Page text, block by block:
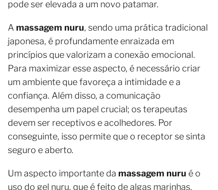
pode ser elevada a um novo patamar.
A massagem nuru, sendo uma prática tradicional
japonesa, é profundamente enraizada em
princípios que valorizam a conexão emocional.
Para maximizar esse aspecto, é necessário criar
um ambiente que favoreça a intimidade e a
confiança. Além disso, a comunicação
desempenha um papel crucial; os terapeutas
devem ser receptivos e acolhedores. Por
conseguinte, isso permite que o receptor se sinta
seguro e aberto.
Um aspecto importante da massagem nuru é o
uso do gel nuru, que é feito de algas marinhas.